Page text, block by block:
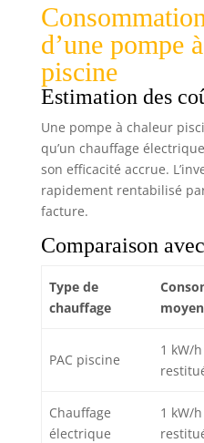
d’une pompe
piscine
Estimation des
Une pompe à chaleur
qu’un chauffage
son efficacité accrue.
rapidement rentabilisé
facture.
Comparaison
Type de
chauffage
PAC piscine
1 kW/
Chauffage
électrique
1 kW/